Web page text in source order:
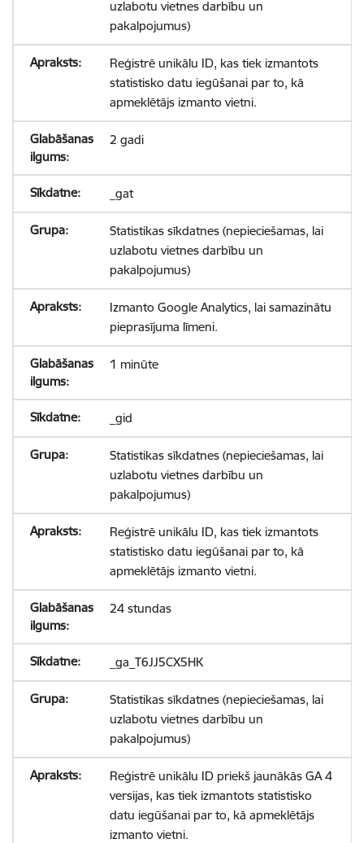
uzlabotu vietnes darbību un
pakalpojumus)
Reģistrē unikālu ID, kas tiek izmantots
statistisko datu iegūšanai par to, kā
apmeklētājs izmanto vietni.
2 gadi
_gat
Statistikas sīkdatnes (nepieciešamas, lai
uzlabotu vietnes darbību un
pakalpojumus)
Izmanto Google Analytics, lai samazinātu
pieprasījuma līmeni.
1 minūte
_gid
Statistikas sīkdatnes (nepieciešamas, lai
uzlabotu vietnes darbību un
pakalpojumus)
Reģistrē unikālu ID, kas tiek izmantots
statistisko datu iegūšanai par to, kā
apmeklētājs izmanto vietni.
24 stundas
_ga_T6JJ5CX5HK
Statistikas sīkdatnes (nepieciešamas, lai
uzlabotu vietnes darbību un
pakalpojumus)
Reģistrē unikālu ID priekš jaunākās GA 4
versijas, kas tiek izmantots statistisko
datu iegūšanai par to, kā apmeklētājs
izmanto vietni.